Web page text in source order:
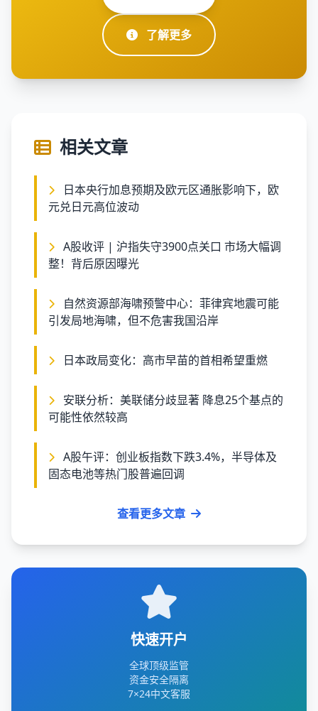
了解更多
相关文章
元兑日元高位波动
整！背后原因曝光
引发局地海啸，但不危害我国沿岸
日本政局变化：高市早苗的首相希望重燃
可能性依然较高
固态电池等热门股普遍回调
查看更多文章
快速开户
全球顶级监管
资金安全隔离
7×24中文客服